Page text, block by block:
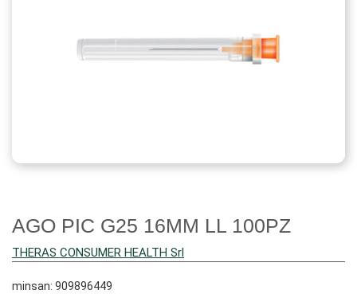
AGO PIC G25 16MM LL 100PZ
THERAS CONSUMER HEALTH Srl
minsan: 909896449